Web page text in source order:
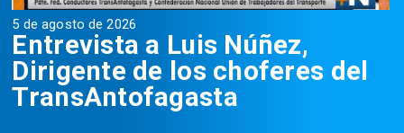
5 de agosto de 2026
Entrevista a Luis Núñez,
Dirigente de los choferes del
TransAntofagasta